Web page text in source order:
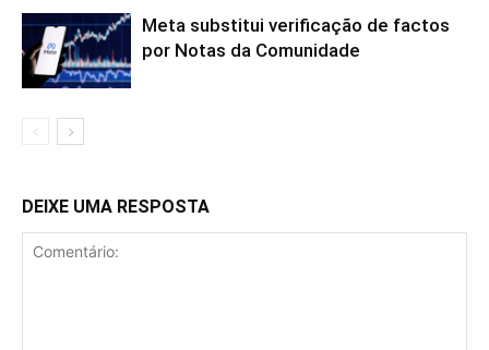
Meta substitui verificação de factos
por Notas da Comunidade
DEIXE UMA RESPOSTA